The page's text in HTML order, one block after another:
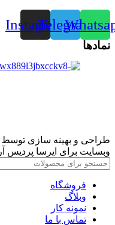
Telegram
Instagram
نمادها
طراحی و بهینه سازی توسط
وبسایت برای ایرسا
فروشگاه
وبلاگ
نمونه کار
تماس با ما